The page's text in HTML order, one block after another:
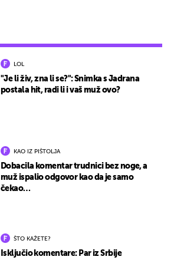
LOL
"Je li živ, zna li se?": Snimka s Jadrana
postala hit, radi li i vaš muž ovo?
KAO IZ PIŠTOLJA
Dobacila komentar trudnici bez noge, a
muž ispalio odgovor kao da je samo
čekao…
ŠTO KAŽETE?
Isključio komentare: Par iz Srbije